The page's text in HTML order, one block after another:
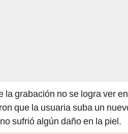
la grabación no se logra ver
que la usuaria suba un
sufrió algún daño en la piel.